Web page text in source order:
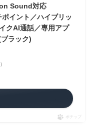
Sound対応
イント／ハイブリッ
クAI通話／専用アプ
ラック)
ポチップ